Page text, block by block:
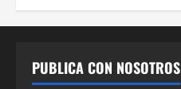
PUBLICA CON NOSOTROS